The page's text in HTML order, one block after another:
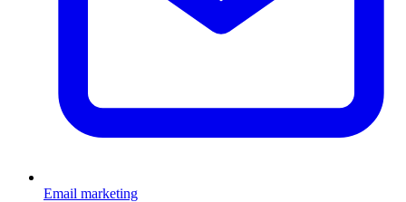
Email marketing